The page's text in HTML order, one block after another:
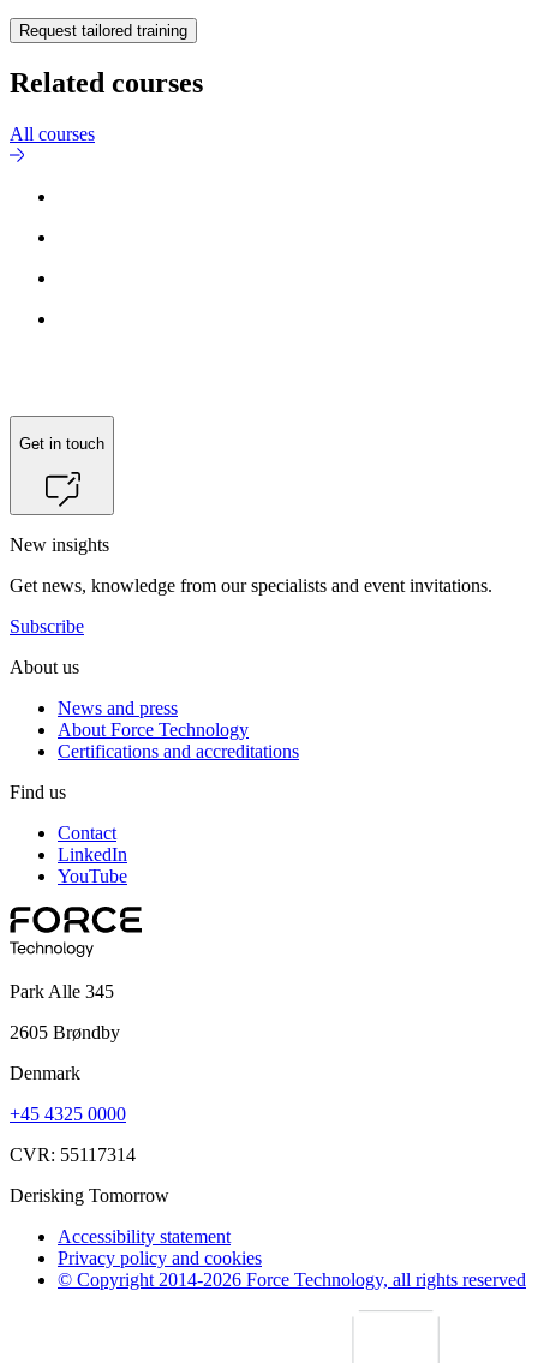
Request tailored training
Related courses
All courses
Get in touch
New insights
Get news, knowledge from our specialists and event invitations.
Subscribe
About us
News and press
About Force Technology
Certifications and accreditations
Find us
Contact
LinkedIn
YouTube
Park Alle 345
2605 Brøndby
Denmark
+45 4325 0000
CVR: 55117314
Derisking Tomorrow
Accessibility statement
Privacy policy and cookies
© Copyright 2014-2026 Force Technology, all rights reserved